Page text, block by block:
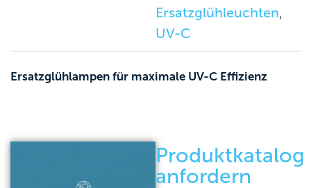
Ersatzglühleuchten,
UV-C
Ersatzglühlampen für maximale UV-C Effizienz
Produktkatalog
anfordern